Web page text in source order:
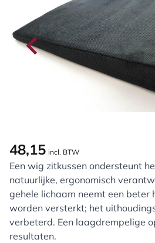
48,15 incl. BTW
Een wig zitkussen ondersteunt
natuurlijke, ergonomisch
gehele lichaam neemt een beter
worden versterkt; het
verbeterd. Een laagdrempelige
resultaten.